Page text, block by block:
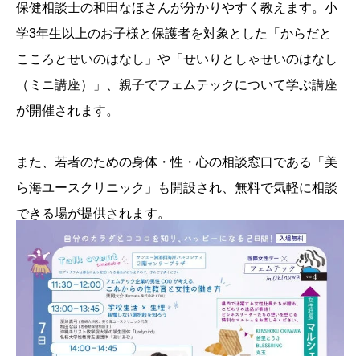
保健相談士の和田なほさんが分かりやすく教えます。小
学3年生以上のお子様と保護者を対象とした「からだと
こころとせいのはなし」や「せいりとしゃせいのはなし
（ミニ講座）」、親子でフェムテックについて学ぶ講座
が開催されます。
また、若者のための身体・性・心の相談窓口である「美
ら海ユースクリニック」も開設され、無料で気軽に相談
できる場が提供されます。